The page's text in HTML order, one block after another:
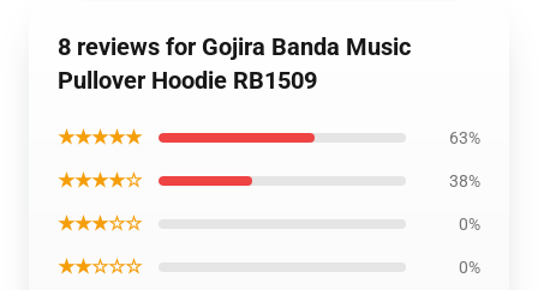
8 reviews for Gojira Banda Music
Pullover Hoodie RB1509
★★★★★ 63%
★★★★☆ 38%
★★★☆☆ 0%
★★☆☆☆ 0%